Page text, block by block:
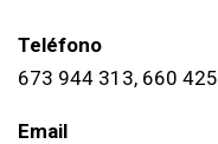
Teléfono
673 944 313, 660
Email